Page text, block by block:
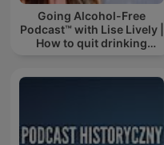
Going Alcohol-Free
Podcast™ with Lise Lively |
How to quit drinking